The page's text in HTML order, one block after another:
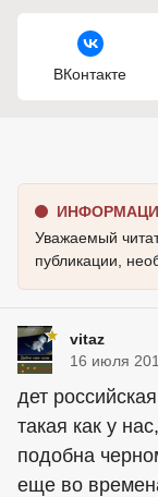
ВКонтакте
Уважаемый
публикации,
vitaz
16 июля
дет
такая как у
подобна
еще во